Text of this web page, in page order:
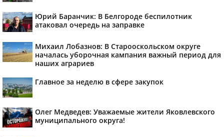
Юрий Баранчик: В Белгороде беспилотник
атаковал очередь на заправке
Михаил Лобазнов: В Старооскольском округе
началась уборочная кампания важный период для
наших аграриев
Главное за неделю в сфере закупок
Олег Медведев: Уважаемые жители Яковлевского
муниципального округа!